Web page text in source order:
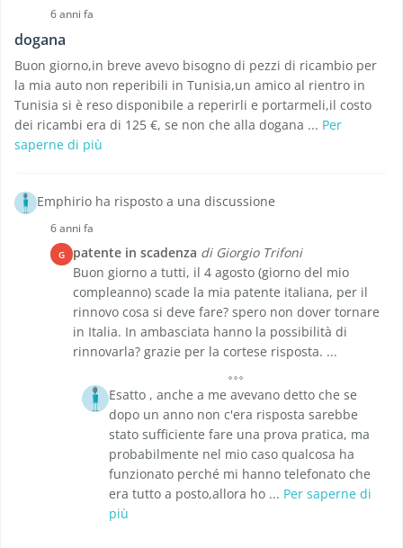
6 anni fa
dogana
Buon giorno,in breve avevo bisogno di pezzi di ricambio per
la mia auto non reperibili in Tunisia,un amico al rientro in
Tunisia si è reso disponibile a reperirli e portarmeli,il costo
dei ricambi era di 125 €, se non che alla dogana ... Per
saperne di più
Emphirio ha risposto a una discussione
6 anni fa
G patente in scadenza di Giorgio Trifoni
Buon giorno a tutti, il 4 agosto (giorno del mio
compleanno) scade la mia patente italiana, per il
rinnovo cosa si deve fare? spero non dover tornare
in Italia. In ambasciata hanno la possibilità di
rinnovarla? grazie per la cortese risposta. ...
Esatto , anche a me avevano detto che se
dopo un anno non c'era risposta sarebbe
stato sufficiente fare una prova pratica, ma
probabilmente nel mio caso qualcosa ha
funzionato perché mi hanno telefonato che
era tutto a posto,allora ho ... Per saperne di
più